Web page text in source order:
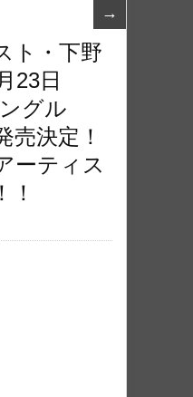
→
ト・下野
23日
グル
売決定！
ーティス
！